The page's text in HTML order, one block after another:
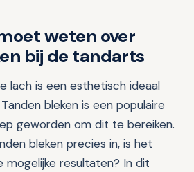
weten over
bij de tandarts
lach is een esthetisch ideaal
bleken is een populaire
geworden om dit te bereiken.
bleken precies in, is het
mogelijke resultaten? In dit